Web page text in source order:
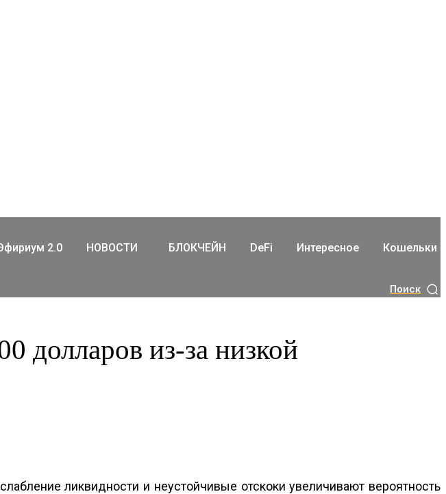
2.0 НОВОСТИ БЛОКЧЕЙН DeFi Интересное Кошельки
Поиск
долларов из-за низкой
ликвидности и неустойчивые отскоки увеличивают вероятность